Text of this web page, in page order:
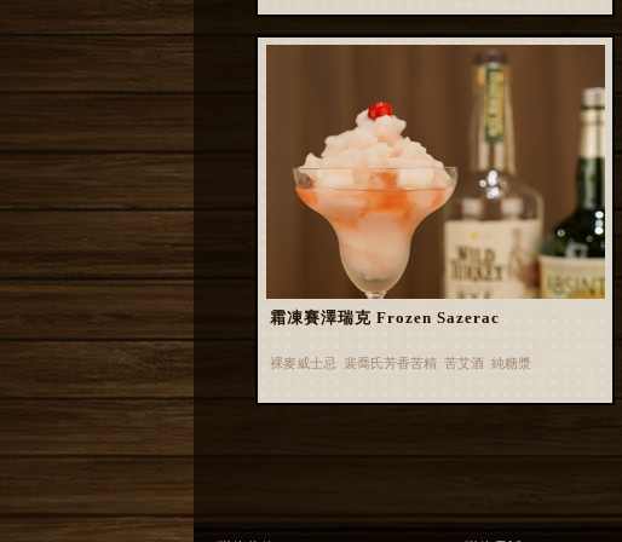
霜凍賽澤瑞克 Frozen Sazerac
裸麥威士忌 裴喬氏芳香苦精 苦艾酒 純糖漿